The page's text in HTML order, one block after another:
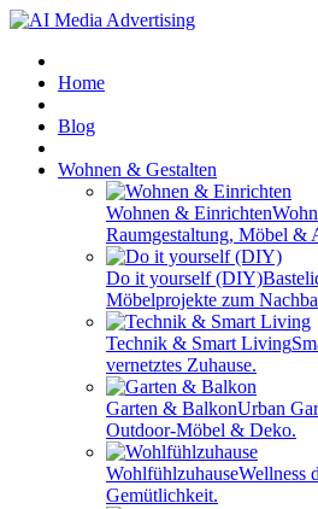
Home
Blog
Wohnen & Gestalten
Wohnen & Einrichten
Raumgestaltung, Möbel &
Do it yourself (DIY)
Möbelprojekte zum
Technik & Smart Living
vernetztes Zuhause.
Garten & BalkonUrban
Outdoor-Möbel & Deko.
WohlfühlzuhauseWellness
Gemütlichkeit.